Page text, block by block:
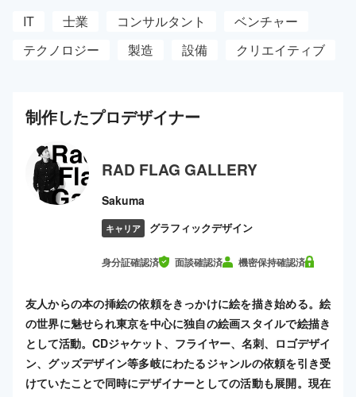
IT 士業 コンサルタント
ベンチャー
テクノロジー
製造 設備 クリエイティブ
制作したプロデザイナー
RAD FLAG GALLERY
Sakuma
キャリア グラフィックデザイン
身分証確認済 面談確認済 機密保持確認済
友人からの本の挿絵の依頼をきっかけに絵を描き始める。絵
の世界に魅せられ東京を中心に独自の絵画スタイルで絵描き
として活動。CDジャケット、フライヤー、名刺、ロゴデザイ
ン、グッズデザイン等多岐にわたるジャンルの依頼を引き受
けていたことで同時にデザイナーとしての活動も展開。現在